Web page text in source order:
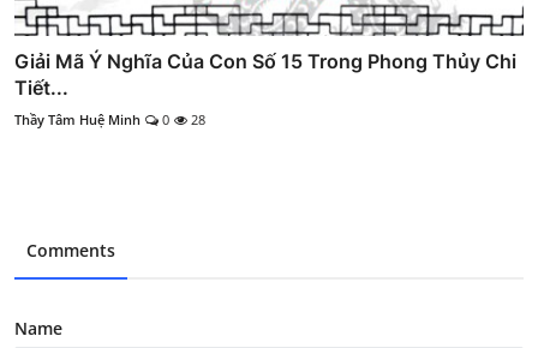
Giải Mã Ý Nghĩa Của Con Số 15 Trong Phong Thủy Chi
Tiết...
Thầy Tâm Huệ Minh 0 28
Comments
Name